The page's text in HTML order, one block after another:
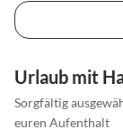
Urlaub mit
Sorgfältig
euren Aufenthalt